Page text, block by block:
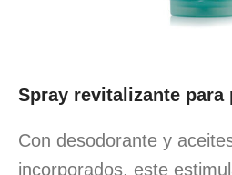
Spray revitalizante para
Con desodorante y
incorporados, este